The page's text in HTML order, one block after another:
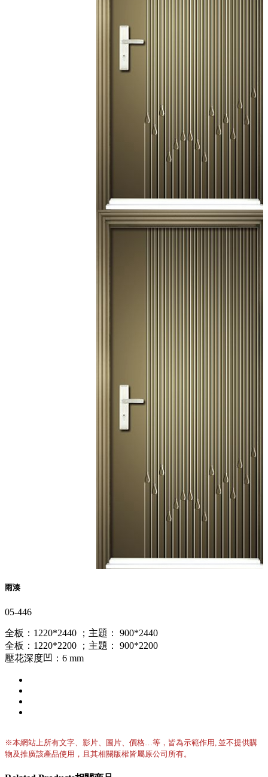
雨湊
05-446
全板：1220*2440 ；主題： 900*2440
全板：1220*2200 ；主題： 900*2200
壓花深度凹：6 mm
※本網站上所有文字、影片、圖片、價格…等，皆為示範作用, 並不提供購
物及推廣該產品使用，且其相關版權皆屬原公司所有。